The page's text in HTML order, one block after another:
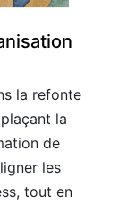
la refonte
la
de
les
tout en